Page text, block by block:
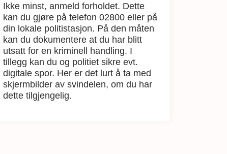
Ikke minst, anmeld forholdet. Dette
kan du gjøre på telefon 02800 eller på
din lokale politistasjon. På den måten
kan du dokumentere at du har blitt
utsatt for en kriminell handling. I
tillegg kan du og politiet sikre evt.
digitale spor. Her er det lurt å ta med
skjermbilder av svindelen, om du har
dette tilgjengelig.